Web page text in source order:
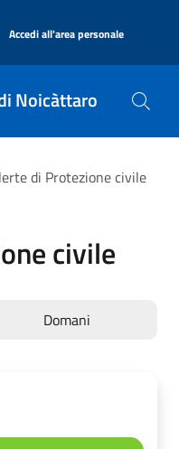
Accedi all'area personale
Noicàttaro
di Protezione civile
civile
Domani